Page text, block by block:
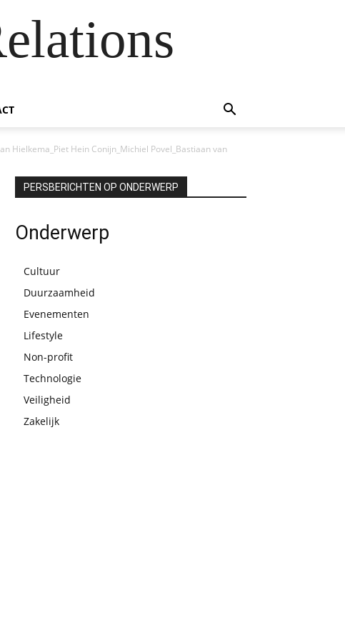
Hielkema_Piet Hein Conijn_Michiel Povel_Bastiaan van
PERSBERICHTEN OP ONDERWERP
Onderwerp
Cultuur
Duurzaamheid
Evenementen
Lifestyle
Non-profit
Technologie
Veiligheid
Zakelijk